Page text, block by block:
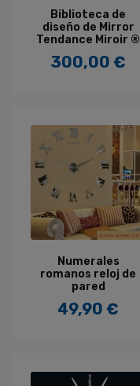
Biblioteca de
diseño de Mirror
Tendance Miroir ®
Precio
300,00 €
Numerales
romanos reloj de
pared
Precio
49,90 €